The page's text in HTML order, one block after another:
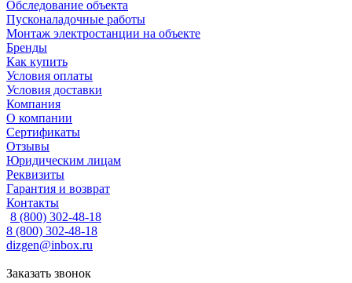
Обследование объекта
Пусконаладочные работы
Монтаж электростанции на объекте
Бренды
Как купить
Условия оплаты
Условия доставки
Компания
О компании
Сертификаты
Отзывы
Юридическим лицам
Реквизиты
Гарантия и возврат
Контакты
8 (800) 302-48-18
8 (800) 302-48-18
dizgen@inbox.ru
Заказать звонок